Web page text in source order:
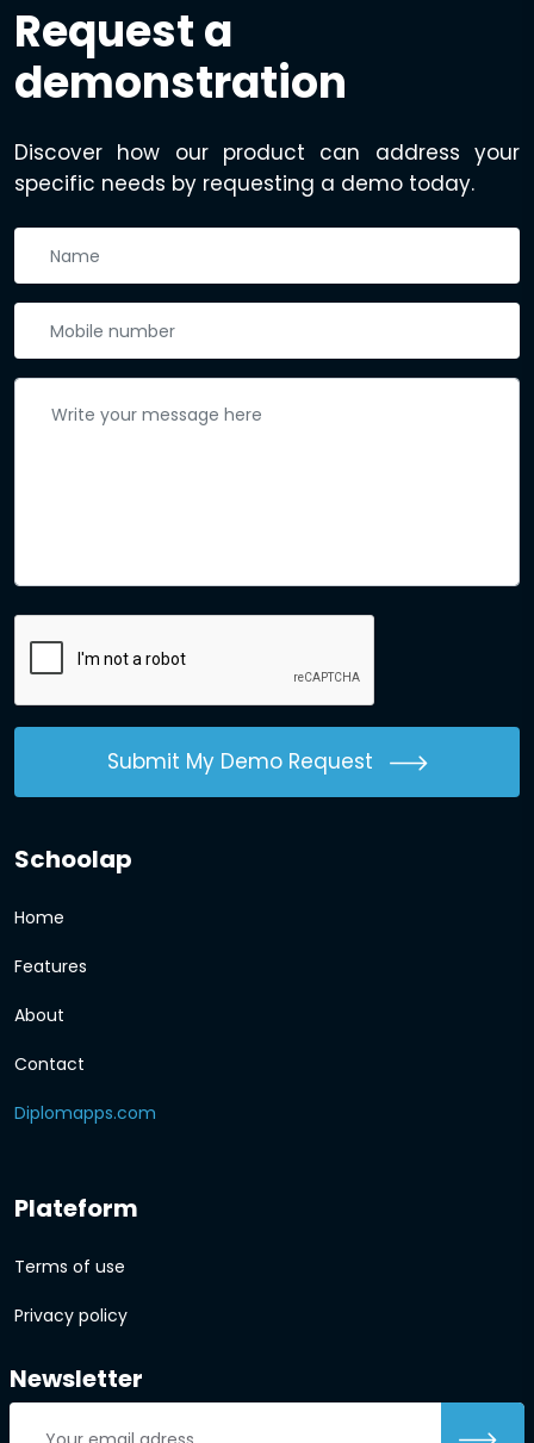
Request a
demonstration
Discover how our product can address your
specific needs by requesting a demo today.
Submit My Demo Request
Schoolap
Home
Features
About
Contact
Diplomapps.com
Plateform
Terms of use
Privacy policy
Newsletter